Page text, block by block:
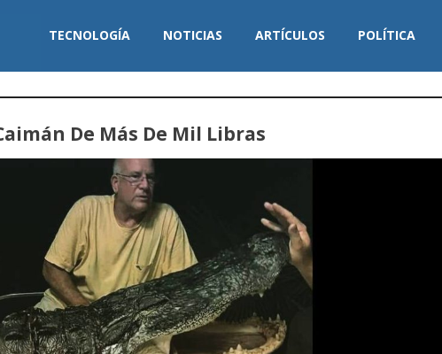
TECNOLOGÍA NOTICIAS ARTÍCULOS POLÍTICA
De Más De Mil Libras